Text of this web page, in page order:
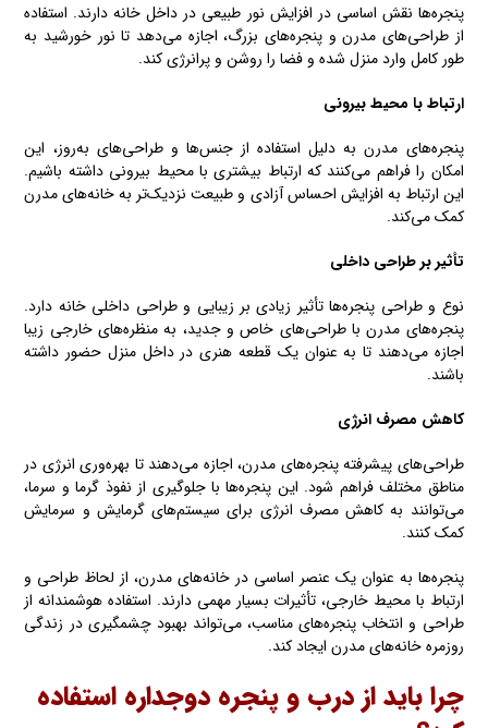
پنجره‌ها نقش اساسی در افزایش نور طبیعی در داخل خانه دارند. استفاده
از طراحی‌های مدرن و پنجره‌های بزرگ، اجازه می‌دهد تا نور خورشید به
طور کامل وارد منزل شده و فضا را روشن و پرانرژی کند.
ارتباط با محیط بیرونی
پنجره‌های مدرن به دلیل استفاده از جنس‌ها و طراحی‌های به‌روز، این
امکان را فراهم می‌کنند که ارتباط بیشتری با محیط بیرونی داشته باشیم.
این ارتباط به افزایش احساس آزادی و طبیعت نزدیک‌تر به خانه‌های مدرن
کمک می‌کند.
تأثیر بر طراحی داخلی
نوع و طراحی پنجره‌ها تأثیر زیادی بر زیبایی و طراحی داخلی خانه دارد.
پنجره‌های مدرن با طراحی‌های خاص و جدید، به منظره‌های خارجی زیبا
اجازه می‌دهند تا به عنوان یک قطعه هنری در داخل منزل حضور داشته
باشند.
کاهش مصرف انرژی
طراحی‌های پیشرفته پنجره‌های مدرن، اجازه می‌دهند تا بهره‌وری انرژی در
مناطق مختلف فراهم شود. این پنجره‌ها با جلوگیری از نفوذ گرما و سرما،
می‌توانند به کاهش مصرف انرژی برای سیستم‌های گرمایش و سرمایش
کمک کنند.
پنجره‌ها به عنوان یک عنصر اساسی در خانه‌های مدرن، از لحاظ طراحی و
ارتباط با محیط خارجی، تأثیرات بسیار مهمی دارند. استفاده هوشمندانه از
طراحی و انتخاب پنجره‌های مناسب، می‌تواند بهبود چشمگیری در زندگی
روزمره خانه‌های مدرن ایجاد کند.
چرا باید از درب و پنجره دوجداره استفاده